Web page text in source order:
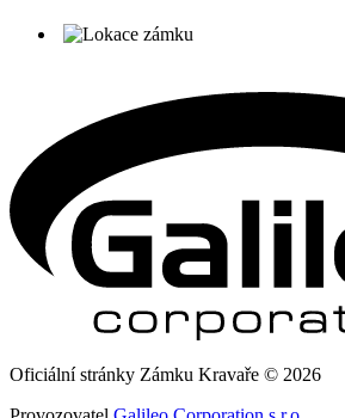
Oficiální stránky Zámku Kravaře © 2026